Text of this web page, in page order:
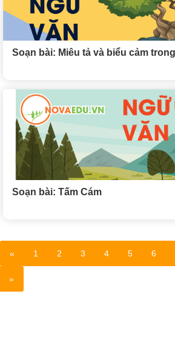
Soạn bài: Miêu tả và biểu cảm
Soạn bài: Tấm Cám
« 1 2 3 4 5 6
»